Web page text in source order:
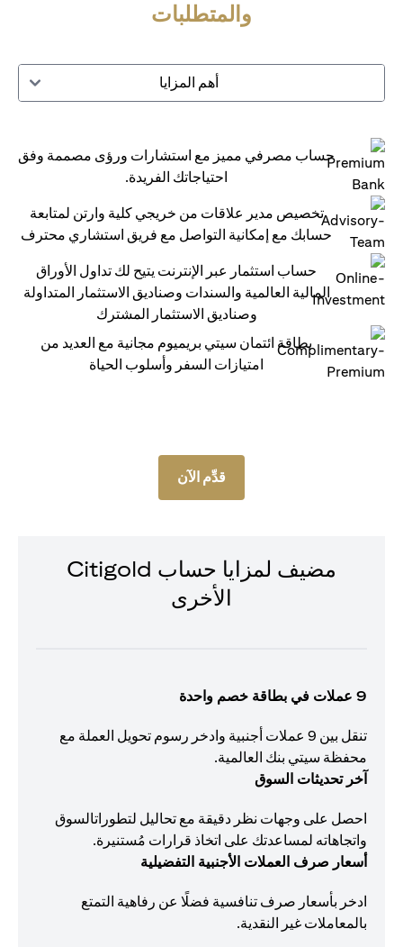
والمتطلبات
أهم المزايا
حساب مصرفي مميز مع استشارات ورؤى مصممة وفق
احتياجاتك الفريدة.
تخصيص مدير علاقات من خريجي كلية وارتن لمتابعة
حسابك مع إمكانية التواصل مع فريق استشاري محترف
حساب استثمار عبر الإنترنت يتيح لك تداول الأوراق
المالية العالمية والسندات وصناديق الاستثمار المتداولة
وصناديق الاستثمار المشترك
بطاقة ائتمان سيتي بريميوم مجانية مع العديد من
امتيازات السفر وأسلوب الحياة
قدِّم الآن
مضيف لمزايا حساب Citigold
الأخرى
9 عملات في بطاقة خصم واحدة
تنقل بين 9 عملات أجنبية وادخر رسوم تحويل العملة مع
محفظة سيتي بنك العالمية.
آخر تحديثات السوق
احصل على وجهات نظر دقيقة مع تحاليل لتطوراتالسوق
واتجاهاته لمساعدتك على اتخاذ قرارات مُستنيرة.
أسعار صرف العملات الأجنبية التفضيلية
ادخر بأسعار صرف تنافسية فضلًا عن رفاهية التمتع
بالمعاملات غير النقدية.